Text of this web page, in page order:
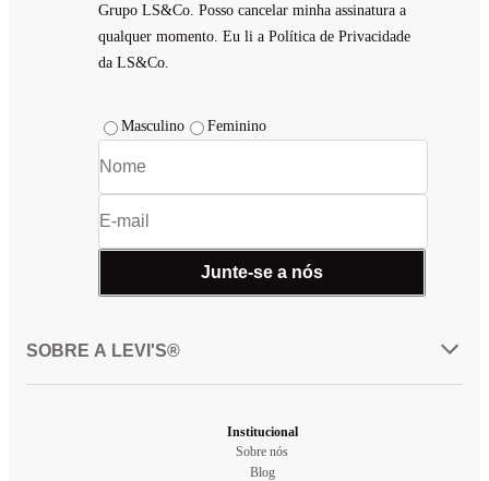
Grupo LS&Co. Posso cancelar minha assinatura a
qualquer momento. Eu li a Política de Privacidade
da LS&Co.
Masculino Feminino
Junte-se a nós
SOBRE A LEVI'S®
Institucional
Sobre nós
Blog